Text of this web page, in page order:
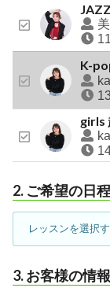
K-
girls
2. ご希望の日
レッスンを選択
3. お客様の情